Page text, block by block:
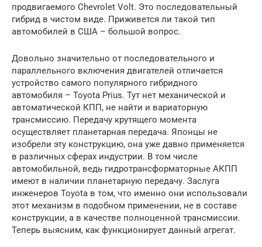
продвигаемого Chevrolet Volt. Это последовательный
гибрид в чистом виде. Приживется ли такой тип
автомобилей в США – большой вопрос.
Довольно значительно от последовательного и
параллельного включения двигателей отличается
устройство самого популярного гибридного
автомобиля – Toyota Prius. Тут нет механической и
автоматической КПП, не найти и вариаторную
трансмиссию. Передачу крутящего момента
осуществляет планетарная передача. Японцы не
изобрели эту конструкцию, она уже давно применяется
в различных сферах индустрии. В том числе
автомобильной, ведь гидротрансформаторные АКПП
имеют в наличии планетарную передачу. Заслуга
инженеров Toyota в том, что именно они использовали
этот механизм в подобном применении, не в составе
конструкции, а в качестве полноценной трансмиссии.
Теперь выясним, как функционирует данный агрегат.